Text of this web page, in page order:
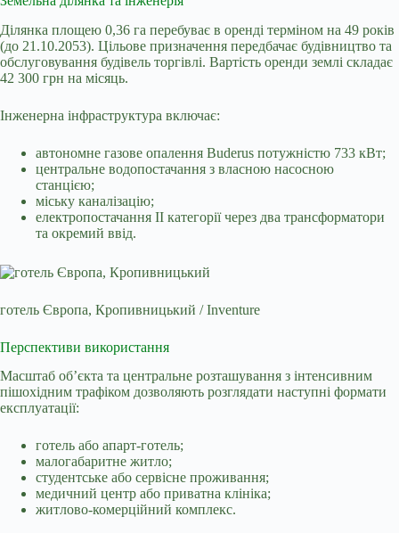
Ділянка площею 0,36 га перебуває в оренді терміном на 49 років
(до 21.10.2053). Цільове призначення передбачає будівництво та
обслуговування будівель торгівлі. Вартість оренди землі складає
42 300 грн на місяць.
Інженерна інфраструктура включає:
автономне газове опалення Buderus потужністю 733 кВт;
центральне водопостачання з власною насосною
станцією;
міську каналізацію;
електропостачання II категорії через два трансформатори
та окремий ввід.
готель Європа, Кропивницький / Inventure
Перспективи використання
Масштаб об’єкта та центральне розташування з інтенсивним
пішохідним трафіком дозволяють розглядати наступні формати
експлуатації:
готель або апарт-готель;
малогабаритне житло;
студентське або сервісне проживання;
медичний центр або приватна клініка;
житлово-комерційний комплекс.